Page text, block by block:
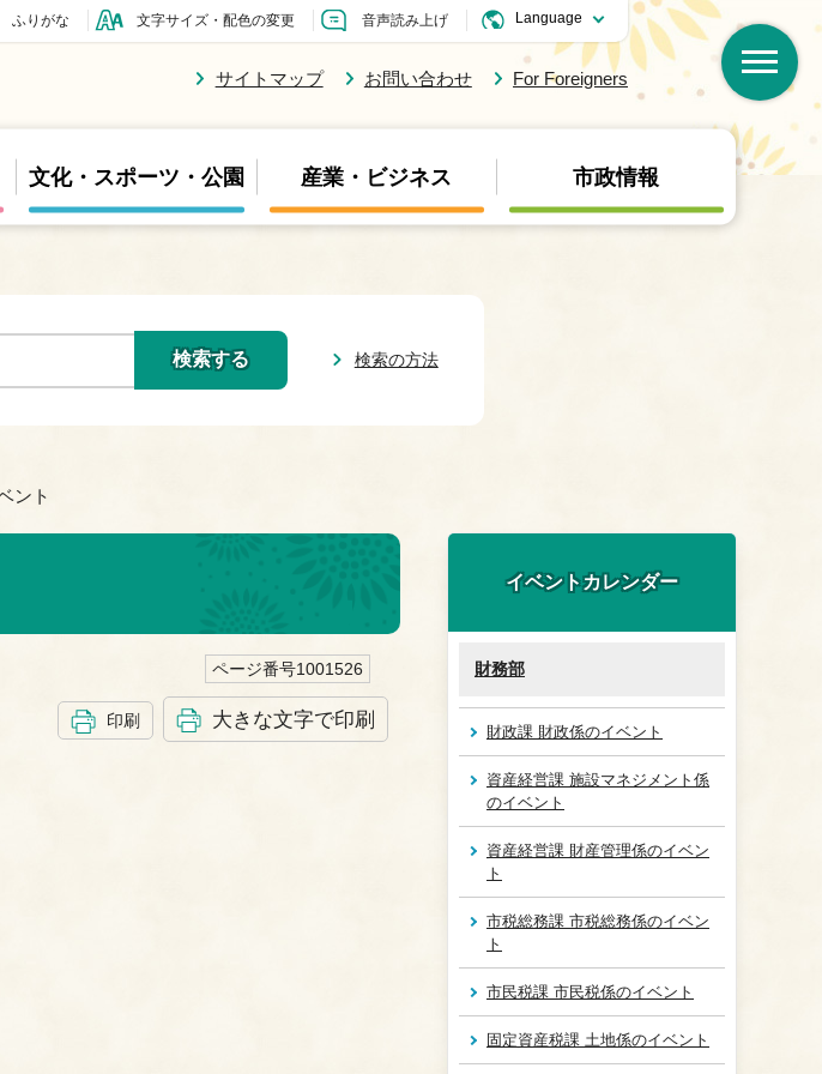
ふりがな 文字サイズ・配色の変更 音声読み上げ
サイトマップ お問い合わせ For Foreigners
文化・スポーツ・公園 産業・ビジネス 市政情報
検索の方法
ント
ページ番号1001526
印刷 大きな文字で印刷
イベントカレンダー
財務部
財政課 財政係のイベント
資産経営課 施設マネジメント係
のイベント
資産経営課 財産管理係のイベン
ト
市税総務課 市税総務係のイベン
ト
市民税課 市民税係のイベント
固定資産税課 土地係のイベント